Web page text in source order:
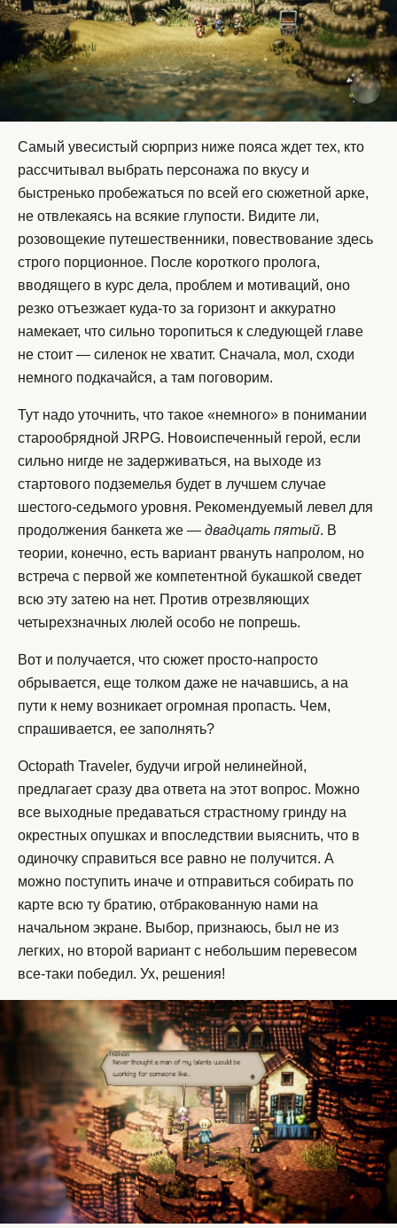
Самый увесистый сюрприз ниже пояса ждет тех, кто
рассчитывал выбрать персонажа по вкусу и
быстренько пробежаться по всей его сюжетной арке,
не отвлекаясь на всякие глупости. Видите ли,
розовощекие путешественники, повествование здесь
строго порционное. После короткого пролога,
вводящего в курс дела, проблем и мотиваций, оно
резко отъезжает куда-то за горизонт и аккуратно
намекает, что сильно торопиться к следующей главе
не стоит — силенок не хватит. Сначала, мол, сходи
немного подкачайся, а там поговорим.
Тут надо уточнить, что такое «немного» в понимании
старообрядной JRPG. Новоиспеченный герой, если
сильно нигде не задерживаться, на выходе из
стартового подземелья будет в лучшем случае
шестого-седьмого уровня. Рекомендуемый левел для
продолжения банкета же — двадцать пятый. В
теории, конечно, есть вариант рвануть напролом, но
встреча с первой же компетентной букашкой сведет
всю эту затею на нет. Против отрезвляющих
четырехзначных люлей особо не попрешь.
Вот и получается, что сюжет просто-напросто
обрывается, еще толком даже не начавшись, а на
пути к нему возникает огромная пропасть. Чем,
спрашивается, ее заполнять?
Octopath Traveler, будучи игрой нелинейной,
предлагает сразу два ответа на этот вопрос. Можно
все выходные предаваться страстному гринду на
окрестных опушках и впоследствии выяснить, что в
одиночку справиться все равно не получится. А
можно поступить иначе и отправиться собирать по
карте всю ту братию, отбракованную нами на
начальном экране. Выбор, признаюсь, был не из
легких, но второй вариант с небольшим перевесом
все-таки победил. Ух, решения!